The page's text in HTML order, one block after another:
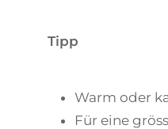
Tipp
Warm oder
Für eine